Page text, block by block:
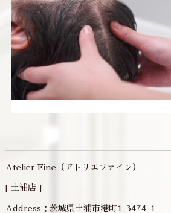
Atelier Fine（アトリエファイン）
[ 土浦店 ]
Address：茨城県土浦市港町1-3474-1